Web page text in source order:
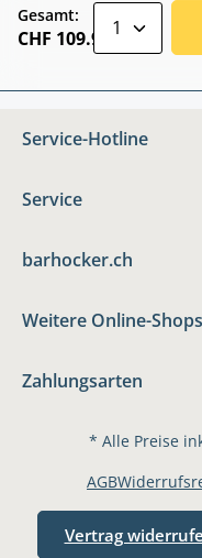
Gesamt:
CHF 109.90
Service-Hotline
Service
barhocker.ch
Weitere Online-Shops
Zahlungsarten
* Alle Preise
Vertrag
AGB